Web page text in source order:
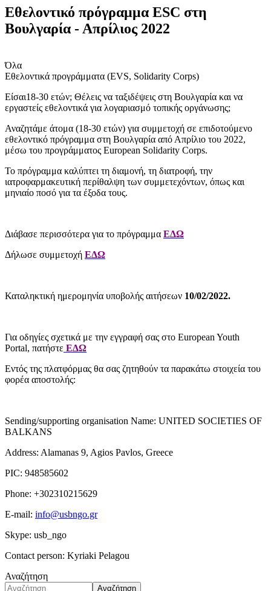
Εθελοντικό πρόγραμμα ESC στη
Βουλγαρία - Απρίλιος 2022
Όλα
Εθελοντικά προγράμματα (ΕVS, Solidarity Corps)
Είσαι18-30 ετών; Θέλεις να ταξιδέψεις στη Βουλγαρία και να
εργαστείς εθελοντικά για λογαριασμό τοπικής οργάνωσης;
Αναζητάμε άτομα (18-30 ετών) για συμμετοχή σε επιδοτούμενο
εθελοντικό πρόγραμμα στη Βουλγαρία από Απρίλιο του 2022,
μέσω του προγράμματος European Solidarity Corps.
Το πρόγραμμα καλύπτει τη διαμονή, τη διατροφή, την
ιατροφαρμακευτική περίθαλψη των συμμετεχόντων, όπως και
μηνιαίο ποσό για τα έξοδα τους.
Διάβασε περισσότερα για το πρόγραμμα ΕΔΩ
Δήλωσε συμμετοχή ΕΔΩ
Καταληκτική ημερομηνία υποβολής αιτήσεων 10/02/2022.
Για οδηγίες σχετικά με την εγγραφή σας στο European Youth
Portal, πατήστε ΕΔΩ
Εντός της πλατφόρμας θα σας ζητηθούν τα παρακάτω στοιχεία του
φορέα αποστολής:
Sending/supporting organisation Name: UNITED SOCIETIES OF
BALKANS
Address: Alamanas 9, Agios Pavlos, Greece
PIC: 948585602
Phone: +302310215629
E-mail: info@usbngo.gr
Skype: usb_ngo
Contact person: Kyriaki Pelagou
Αναζήτηση
Αναζήτηση